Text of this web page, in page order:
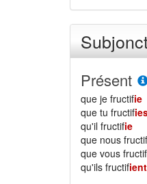
Présent
que je fructifie
que tu fructif
qu'il fructifie
que nous fructif
que vous fructif
qu'ils fructifient